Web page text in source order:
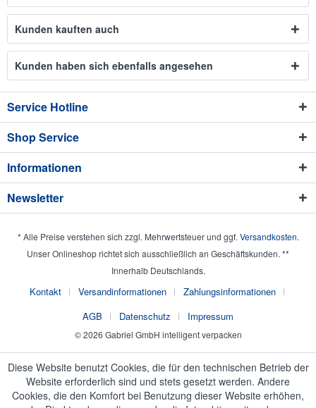
Kunden kauften auch
Kunden haben sich ebenfalls angesehen
Service Hotline
Shop Service
Informationen
Newsletter
* Alle Preise verstehen sich zzgl. Mehrwertsteuer und ggf. Versandkosten.
Unser Onlineshop richtet sich ausschließlich an Geschäftskunden. **
Innerhalb Deutschlands.
Kontakt Versandinformationen
Zahlungsinformationen
AGB
Datenschutz Impressum
© 2026 Gabriel GmbH intelligent verpacken
Diese Website benutzt Cookies, die für den technischen Betrieb der
Website erforderlich sind und stets gesetzt werden. Andere
Cookies, die den Komfort bei Benutzung dieser Website erhöhen,